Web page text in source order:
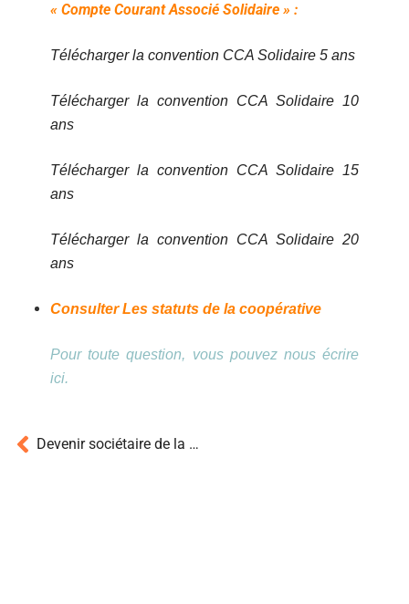
« Compte Courant Associé Solidaire » :
Télécharger la convention CCA Solidaire 5 ans
Télécharger la convention CCA Solidaire 10
ans
Télécharger la convention CCA Solidaire 15
ans
Télécharger la convention CCA Solidaire 20
ans
Consulter Les statuts de la coopérative
Pour toute question, vous pouvez nous écrire
ici.
Devenir sociétaire de la coopérative